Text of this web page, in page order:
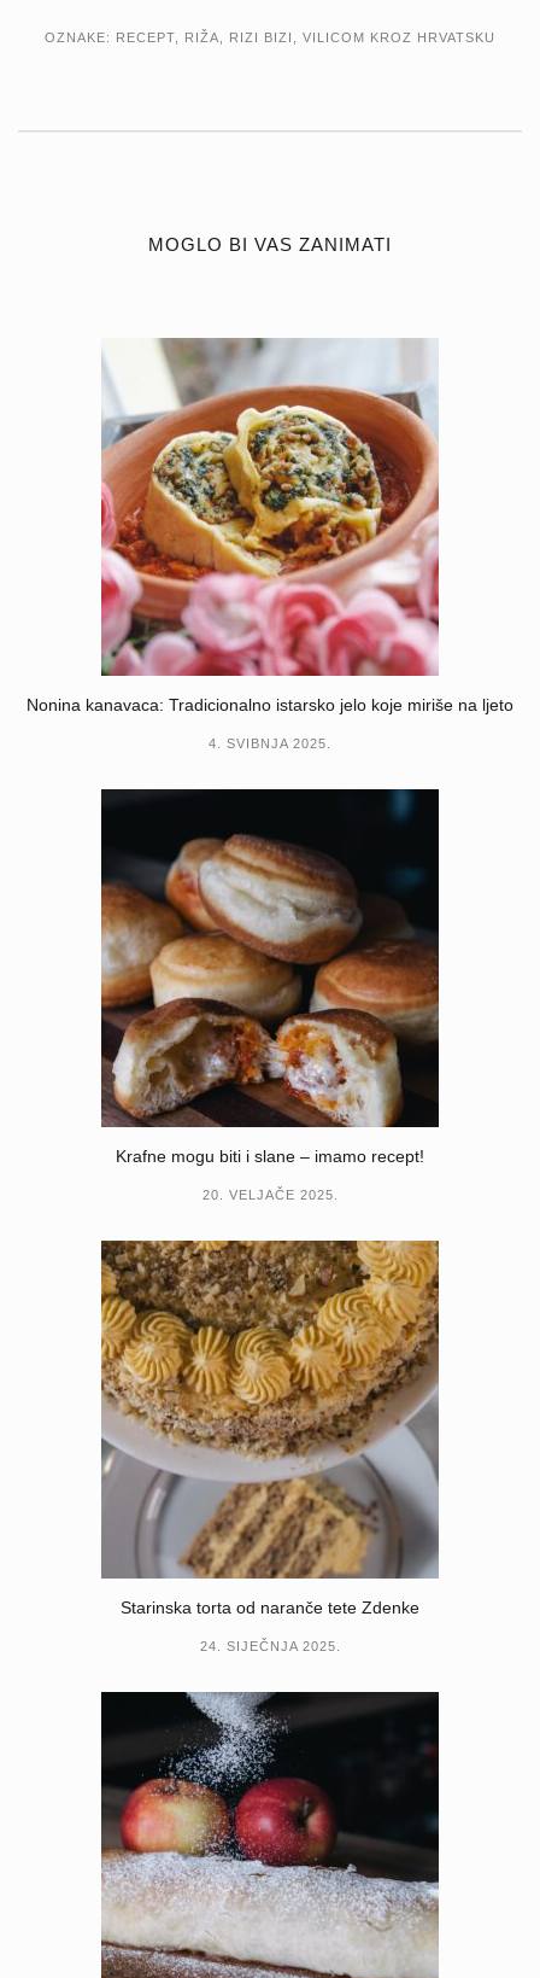
OZNAKE: RECEPT RIŽA RIZI BIZI VILICOM KROZ HRVATSKU
MOGLO BI VAS ZANIMATI
Nonina kanavaca: Tradicionalno istarsko jelo koje miriše na ljeto
4. SVIBNJA 2025.
Krafne mogu biti i slane – imamo recept!
20. VELJAČE 2025.
Starinska torta od naranče tete Zdenke
24. SIJEČNJA 2025.